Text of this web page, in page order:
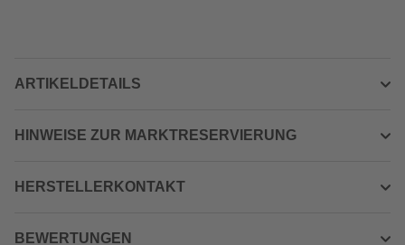
ARTIKELDETAILS
HINWEISE ZUR MARKTRESERVIERUNG
HERSTELLERKONTAKT
BEWERTUNGEN